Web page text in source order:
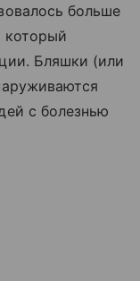
больше
который
Бляшки (или
с болезнью